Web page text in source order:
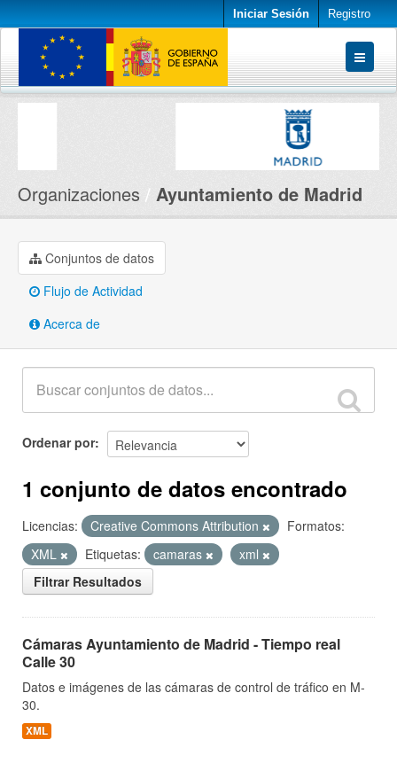
Iniciar Sesión Registro
Conjuntos de datos
Organizaciones Ayuntamiento de Madrid
Conjuntos de datos
Flujo de Actividad
Acerca de
Ordenar por
1 conjunto de datos encontrado
Licencias: Creative Commons Attribution
Formatos:
XML
Etiquetas: camaras
xml
Filtrar Resultados
Cámaras Ayuntamiento de Madrid - Tiempo real
Calle 30
Datos e imágenes de las cámaras de control de tráfico en M-
30.
XML